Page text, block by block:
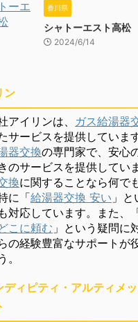
香川県
シャトーエスト高松
2024/6/14
ン
アイリンは、 ガス給湯器
サービスを提供していま
器交換の専門家で、安心
のサービスを提供していま
換に関することなら何で
に「給湯器交換 安い 」
対応しています。また、
こに頼む 」という疑問に
の経験豊富なサポートが
。
ディピティ・アルティメ